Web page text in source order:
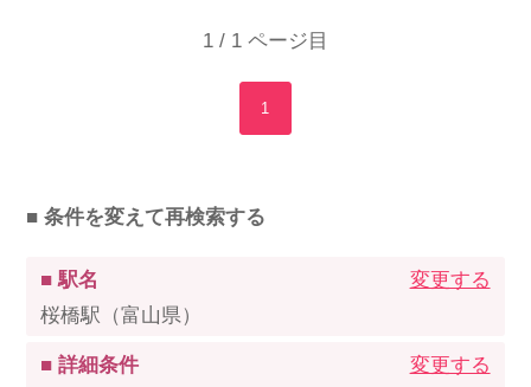
1 / 1 ページ目
1
■ 条件を変えて再検索する
■ 駅名
桜橋駅（富山県）
変更する
■ 詳細条件
変更する